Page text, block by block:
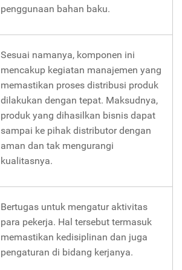
penggunaan bahan baku.
Sesuai namanya, komponen ini
mencakup kegiatan manajemen yang
memastikan proses distribusi produk
dilakukan dengan tepat. Maksudnya,
produk yang dihasilkan bisnis dapat
sampai ke pihak distributor dengan
aman dan tak mengurangi
kualitasnya.
Bertugas untuk mengatur aktivitas
para pekerja. Hal tersebut termasuk
memastikan kedisiplinan dan juga
pengaturan di bidang kerjanya.